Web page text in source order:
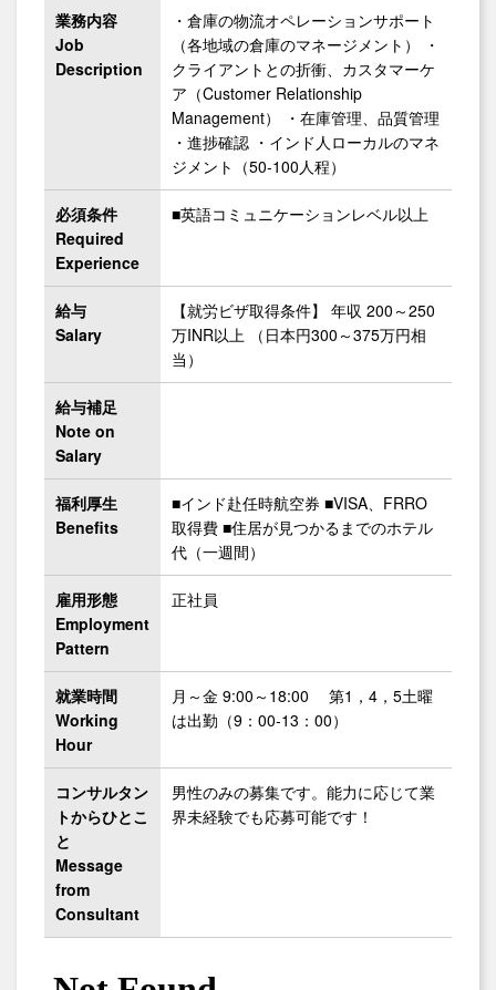
業務内容
Job
Description
・倉庫の物流オペレーションサポート
（各地域の倉庫のマネージメント） ・
クライアントとの折衝、カスタマーケ
ア（Customer Relationship
Management） ・在庫管理、品質管理
・進捗確認 ・インド人ローカルのマネ
ジメント（50-100人程）
必須条件
Required
Experience
■英語コミュニケーションレベル以上
給与
Salary
【就労ビザ取得条件】 年収 200～250
万INR以上 （日本円300～375万円相
当）
給与補足
Note on
Salary
福利厚生
Benefits
■インド赴任時航空券 ■VISA、FRRO
取得費 ■住居が見つかるまでのホテル
代（一週間）
雇用形態
Employment
Pattern
正社員
就業時間
Working
Hour
月～金 9:00～18:00 第1，4，5土曜
は出勤（9：00‐13：00）
コンサルタン
トからひとこ
と
Message
from
Consultant
男性のみの募集です。能力に応じて業
界未経験でも応募可能です！